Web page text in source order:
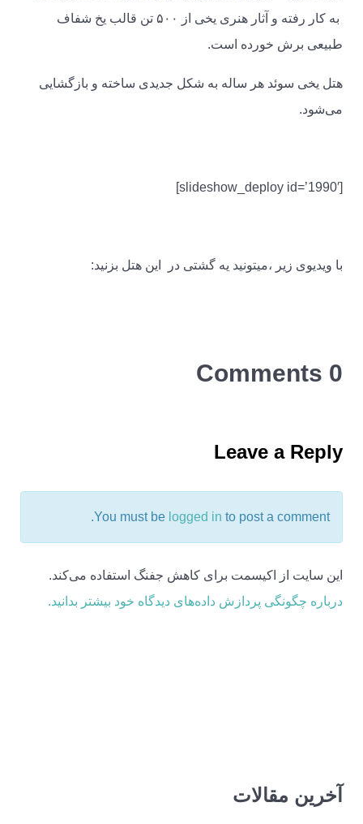
به کار رفته و آثار هنری یخی از ۵۰۰ تن قالب یخ شفاف
طبیعی برش خورده است.
هتل یخی سوئد هر ساله به شکل جدیدی ساخته و بازگشایی
می‌شود.
[slideshow_deploy id=’1990′]
با ویدیوی زیر ،میتونید یه گشتی در این هتل بزنید:
0 Comments
Leave a Reply
You must be logged in to post a comment.
این سایت از اکیسمت برای کاهش جفنگ استفاده می‌کند.
درباره چگونگی پردازش داده‌های دیدگاه خود بیشتر بدانید.
آخرین مقالات